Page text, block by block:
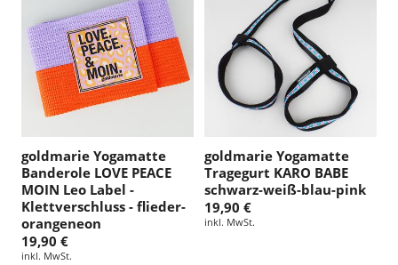
goldmarie Yogamatte
Banderole LOVE PEACE
MOIN Leo Label -
Klettverschluss - flieder-
orangeneon
19,90 €
inkl. MwSt.
goldmarie Yogamatte
Tragegurt KARO BABE
schwarz-weiß-blau-pink
19,90 €
inkl. MwSt.